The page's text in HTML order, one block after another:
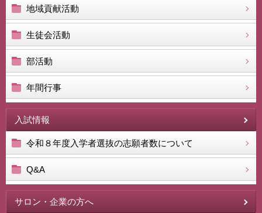
地域貢献活動
生徒会活動
部活動
年間行事
入試情報
令和８年度入学者選抜の志願者数について
Q&A
サロン・企業の方へ